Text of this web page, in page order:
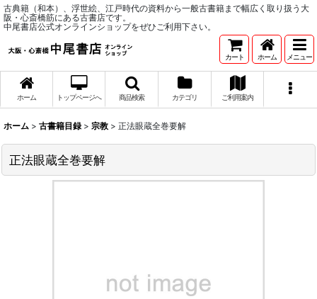
古典籍（和本）、浮世絵、江戸時代の資料から一般古書籍まで幅広く取り扱う大
阪・心斎橋筋にある古書店です。
中尾書店公式オンラインショップをぜひご利用下さい。
カート ホーム メニュー
ホーム トップページへ 商品検索 カテゴリ ご利用案内
ホーム > 古書籍目録 > 宗教 > 正法眼蔵全巻要解
正法眼蔵全巻要解